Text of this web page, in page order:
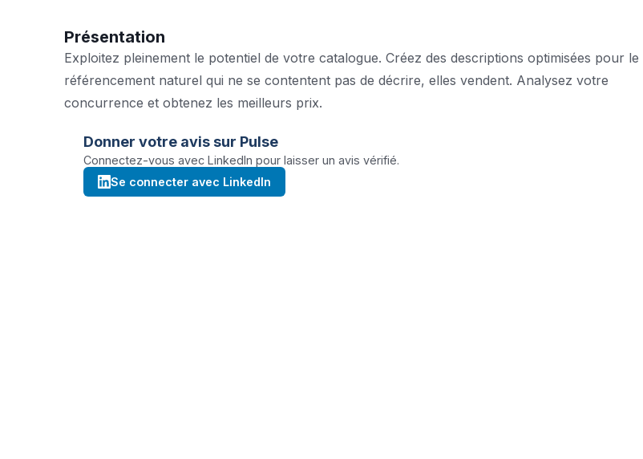
Présentation
Exploitez pleinement le potentiel de votre catalogue. Créez des descriptions optimisées pour le
référencement naturel qui ne se contentent pas de décrire, elles vendent. Analysez votre
concurrence et obtenez les meilleurs prix.
Donner votre avis sur Pulse
Connectez-vous avec LinkedIn pour laisser un avis vérifié.
Se connecter avec LinkedIn